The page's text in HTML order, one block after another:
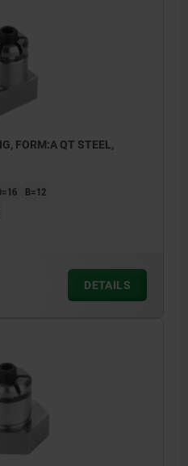
FORM:A QT STEEL,
B=12
DETAILS